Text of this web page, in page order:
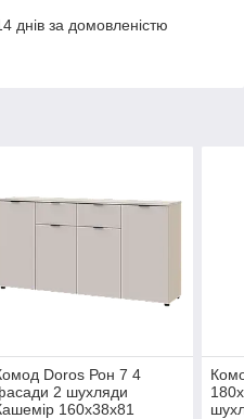
днів за домовленістю
Doros Рон 7 4
2 шухляди
160х38х81